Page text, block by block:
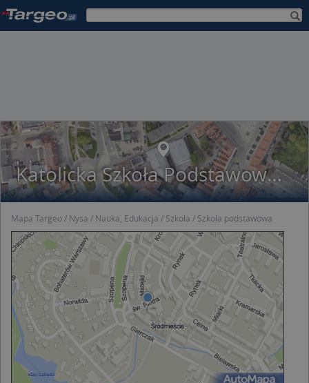
Katolicka Szkoła Podstawowa Stowarzyszenia Przyjaciół Szkół Katolickich W Nysie
Mapa Targeo Nysa Nauka, Edukacja Szkoła Szkoła podstawowa